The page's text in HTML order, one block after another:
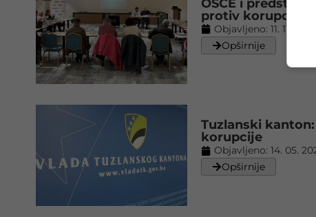
OSCE i
protiv korupcije
Objavljeno:11. 11. 2022.
Opširnije
Tuzlanski
korupcije
Objavljeno:14. 05.
Opširnije